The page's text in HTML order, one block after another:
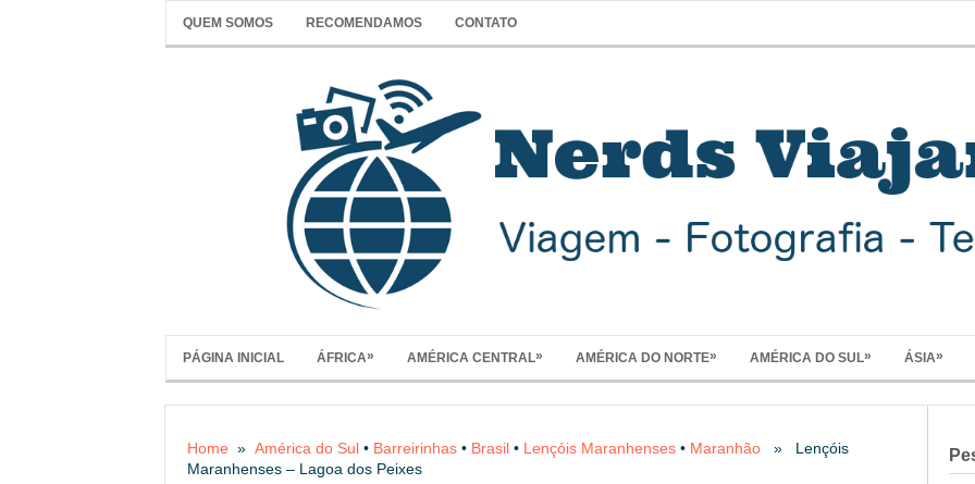
QUEM SOMOS RECOMENDAMOS CONTATO
PÁGINA INICIAL ÁFRICA» AMÉRICA CENTRAL» AMÉRICA DO NORTE» AMÉRICA DO SUL» ÁSIA»
Home » América do Sul • Barreirinhas • Brasil • Lençóis Maranhenses • Maranhão » Lençóis
Maranhenses – Lagoa dos Peixes